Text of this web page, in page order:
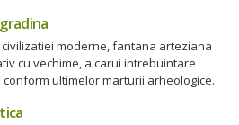
moderne, fantana arteziana
cu vechime, a carui intrebuintare
ultimelor marturii arheologice.